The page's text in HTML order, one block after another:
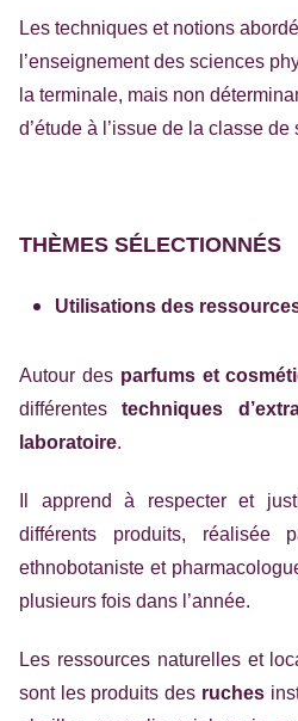
Les techniques et notions
l’enseignement des sciences
la terminale, mais non
d’étude à l’issue de la classe de
THÈMES SÉLECTIONNÉS
Utilisations des
Autour des parfums et
différentestechniques
laboratoire.
Il apprend à respecter et
différents produits, réalisée
ethnobotaniste et
plusieurs fois dans l’année.
Les ressources naturelles et
sont les produits des ruches